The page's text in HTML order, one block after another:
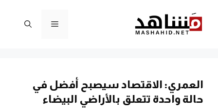
المحتوى
القائمة
العمري: الاقتصاد سيصبح أفضل في
حالة واحدة تتعلق بالأراضي البيضاء